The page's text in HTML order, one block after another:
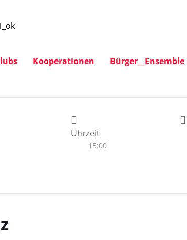
Kooperationen Bürger__Ensemble
Uhrzeit
15:00